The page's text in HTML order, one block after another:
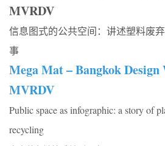
MVRDV
信息图式的公共空间：讲述塑料废
事
Mega Mat – Bangkok Design
MVRDV
Public space as infographic: a story of
recycling